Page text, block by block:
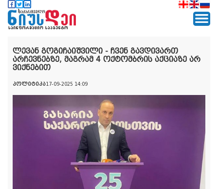
ლევან გოგიჩაიშვილი - ჩვენ გავდივართ
არჩევნებზე, მაგრამ 4 ოქტომბრის აქციაზე არ
ვიქნებით
პოლიტიკა17-09-2025 14:09